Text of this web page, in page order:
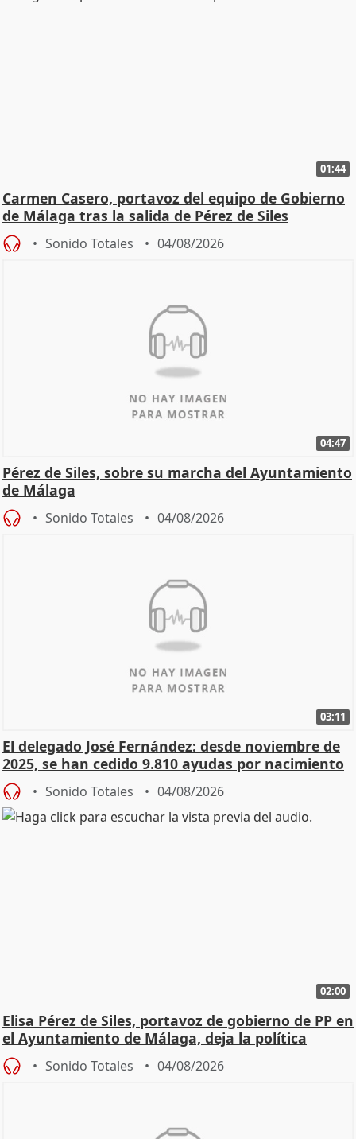
01:44
Carmen Casero, portavoz del equipo de Gobierno
de Málaga tras la salida de Pérez de Siles
Sonido Totales 04/08/2026
04:47
Pérez de Siles, sobre su marcha del Ayuntamiento
de Málaga
Sonido Totales 04/08/2026
03:11
El delegado José Fernández: desde noviembre de
2025, se han cedido 9.810 ayudas por nacimiento
Sonido Totales 04/08/2026
02:00
Elisa Pérez de Siles, portavoz de gobierno de PP en
el Ayuntamiento de Málaga, deja la política
Sonido Totales 04/08/2026